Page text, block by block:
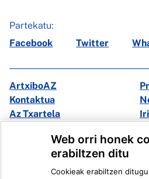
Partekatu:
Facebook
Twitter
ArtxiboAZ
Kontaktua
Az Txartela
Instagram
Web orri honek
erabiltzen ditu
Cookieak erabiltzen